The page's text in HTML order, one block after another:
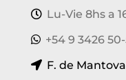
Lu-Vie 8hs a
+54 9 3426
F. de